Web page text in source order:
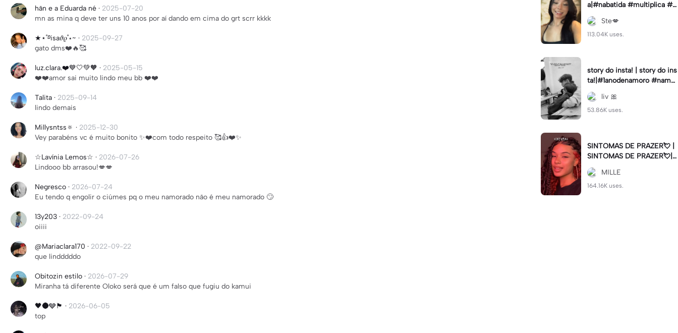
hãn e a Eduarda né · 2025-07-20
mn as mina q deve ter uns 10 anos por aí dando em cima do grt scrr kkkk
★⋆˚࿔isa𝜗𝜚˚⋆~ · 2025-09-27
gato dms❤️🔥🥰
luz.clara.❤️💙🤍💚🧡 · 2025-05-15
❤️❤️amor sai muito lindo meu bb ❤️❤️
Talita · 2025-09-14
lindo demais
Millysntss🔅 · 2025-12-30
Vey parabéns vc é muito bonito ✨❤️com todo respeito 🥰👍❤️✨
☆Lavínia Lemos☆ · 2026-07-26
Lindooo bb arrasou!💋💋
Negresco · 2026-07-24
Eu tendo q engolir o ciúmes pq o meu namorado não é meu namorado 🙄
13y203 · 2022-09-24
oiiii
@Mariaclara170 · 2022-09-22
que lindddddo
Obitozin estilo · 2026-07-29
Miranha tá diferente Oloko será que é um falso que fugiu do kamui
🖤🌑🩶🏴 · 2026-06-05
top
a|#nabatida #multiplica #e
feitos #efeitoscapcut #vira
lcut
Ste💋
113.04K uses.
story do insta! | story do ins
ta!|#1anodenamoro #namor
o #storynamorados
liv 🎀
53.86K uses.
SINTOMAS DE PRAZER💘 |
SINTOMAS DE PRAZER💘|#
sintomasdeprazer #viralcut
#batida
MILLE
164.16K uses.